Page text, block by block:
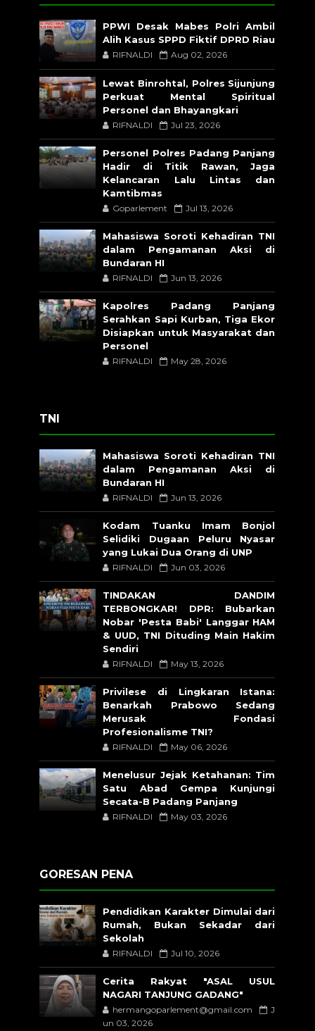
PPWI Desak Mabes Polri Ambil
Alih Kasus SPPD Fiktif DPRD Riau
RIFNALDI Aug 02, 2026
Lewat Binrohtal, Polres Sijunjung
Perkuat Mental Spiritual
Personel dan Bhayangkari
RIFNALDI Jul 23, 2026
Personel Polres Padang Panjang
Hadir di Titik Rawan, Jaga
Kelancaran Lalu Lintas dan
Kamtibmas
Goparlement Jul 13, 2026
Mahasiswa Soroti Kehadiran TNI
dalam Pengamanan Aksi di
Bundaran HI
RIFNALDI Jun 13, 2026
Kapolres Padang Panjang
Serahkan Sapi Kurban, Tiga Ekor
Disiapkan untuk Masyarakat dan
Personel
RIFNALDI May 28, 2026
TNI
Mahasiswa Soroti Kehadiran TNI
dalam Pengamanan Aksi di
Bundaran HI
RIFNALDI Jun 13, 2026
Kodam Tuanku Imam Bonjol
Selidiki Dugaan Peluru Nyasar
yang Lukai Dua Orang di UNP
RIFNALDI Jun 03, 2026
TINDAKAN DANDIM
TERBONGKAR! DPR: Bubarkan
Nobar 'Pesta Babi' Langgar HAM
& UUD, TNI Dituding Main Hakim
Sendiri
RIFNALDI May 13, 2026
Privilese di Lingkaran Istana:
Benarkah Prabowo Sedang
Merusak Fondasi
Profesionalisme TNI?
RIFNALDI May 06, 2026
Menelusur Jejak Ketahanan: Tim
Satu Abad Gempa Kunjungi
Secata-B Padang Panjang
RIFNALDI May 03, 2026
GORESAN PENA
Pendidikan Karakter Dimulai dari
Rumah, Bukan Sekadar dari
Sekolah
RIFNALDI Jul 10, 2026
Cerita Rakyat "ASAL USUL
NAGARI TANJUNG GADANG"
hermangoparlement@gmail.com
J
un 03, 2026